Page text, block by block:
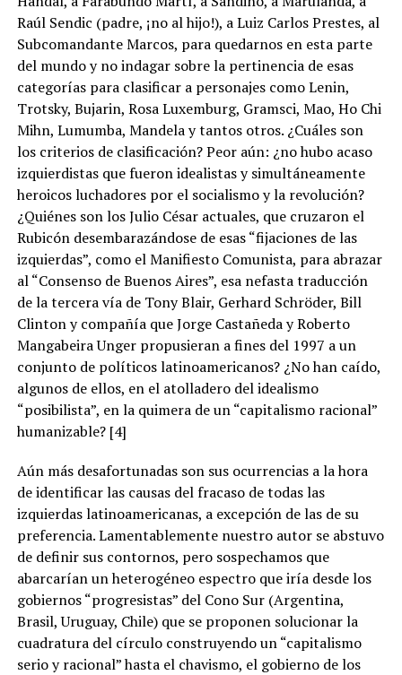
Raúl Sendic (padre, ¡no al hijo!), a Luiz Carlos Prestes, al
Subcomandante Marcos, para quedarnos en esta parte
del mundo y no indagar sobre la pertinencia de esas
categorías para clasificar a personajes como Lenin,
Trotsky, Bujarin, Rosa Luxemburg, Gramsci, Mao, Ho Chi
Mihn, Lumumba, Mandela y tantos otros. ¿Cuáles son
los criterios de clasificación? Peor aún: ¿no hubo acaso
izquierdistas que fueron idealistas y simultáneamente
heroicos luchadores por el socialismo y la revolución?
¿Quiénes son los Julio César actuales, que cruzaron el
Rubicón desembarazándose de esas “fijaciones de las
izquierdas”, como el Manifiesto Comunista, para abrazar
al “Consenso de Buenos Aires”, esa nefasta traducción
de la tercera vía de Tony Blair, Gerhard Schröder, Bill
Clinton y compañía que Jorge Castañeda y Roberto
Mangabeira Unger propusieran a fines del 1997 a un
conjunto de políticos latinoamericanos? ¿No han caído,
algunos de ellos, en el atolladero del idealismo
“posibilista”, en la quimera de un “capitalismo racional”
humanizable? [4]
Aún más desafortunadas son sus ocurrencias a la hora
de identificar las causas del fracaso de todas las
izquierdas latinoamericanas, a excepción de las de su
preferencia. Lamentablemente nuestro autor se abstuvo
de definir sus contornos, pero sospechamos que
abarcarían un heterogéneo espectro que iría desde los
gobiernos “progresistas” del Cono Sur (Argentina,
Brasil, Uruguay, Chile) que se proponen solucionar la
cuadratura del círculo construyendo un “capitalismo
serio y racional” hasta el chavismo, el gobierno de los